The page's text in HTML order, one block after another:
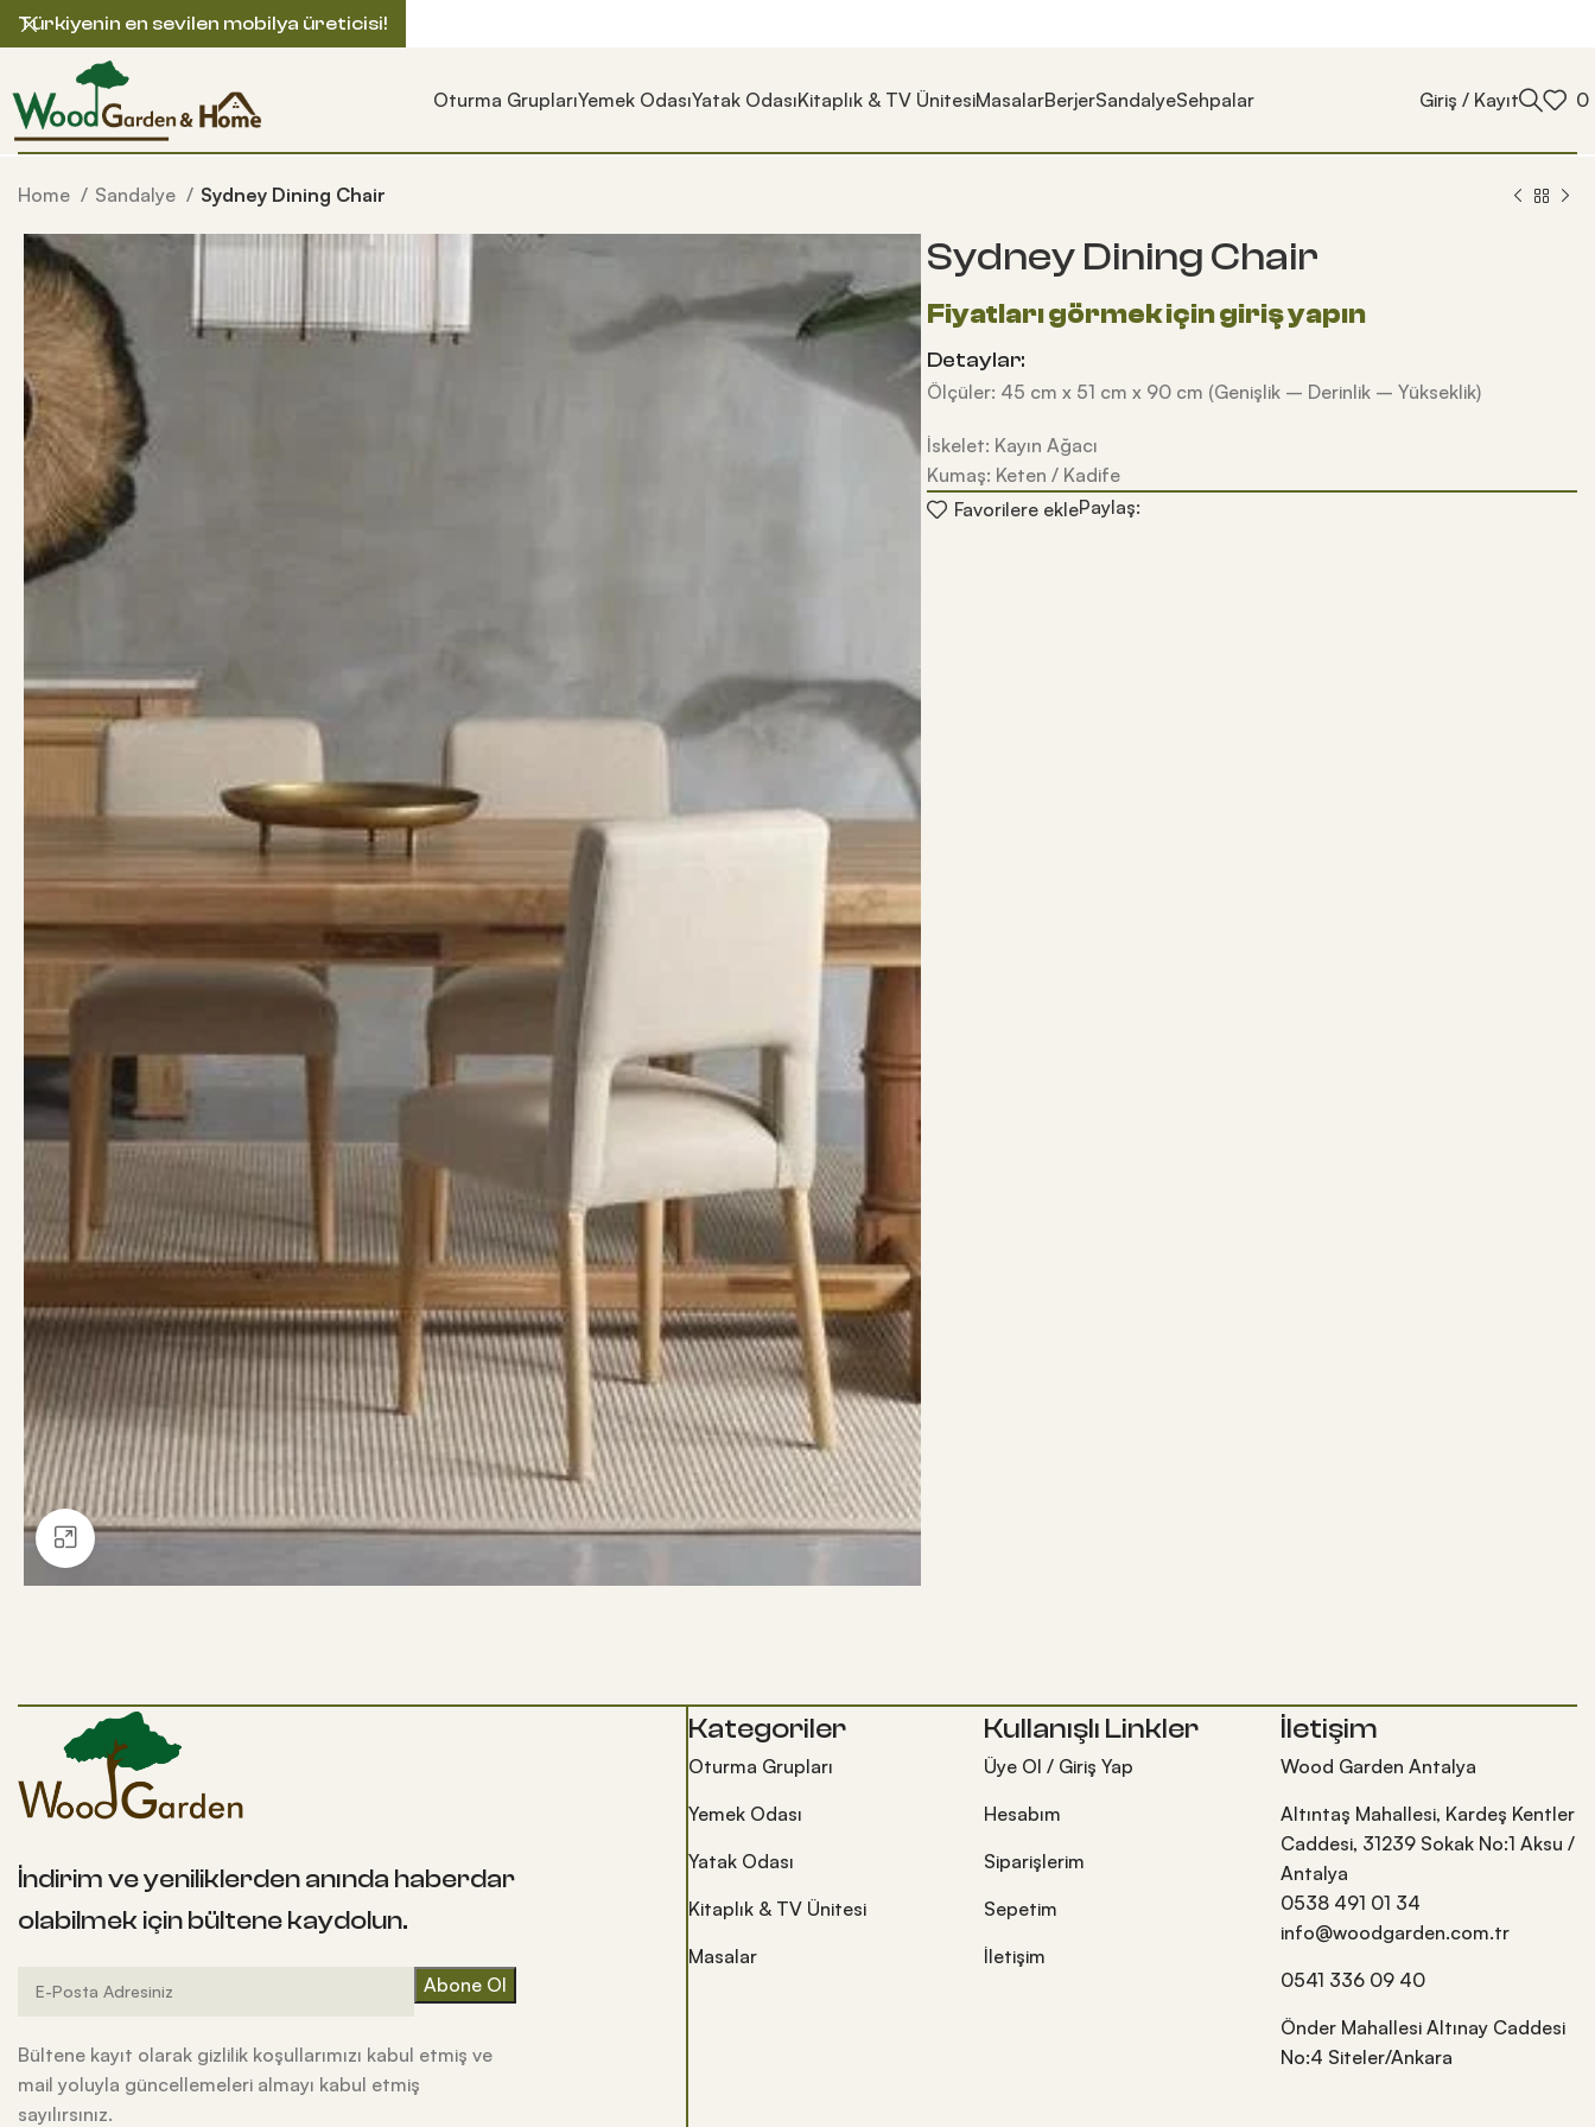
Oturma GruplarıYemek OdasıYatak OdasıKitaplık & TV ÜnitesiMasalarBerjerSandalyeSehpalar Giriş / Kayıt 0
Home Sandalye Sydney Dining Chair
Büyütmek için tıklayın
Sydney Dining Chair
Detaylar:
Ölçüler: 45 cm x 51 cm x 90 cm (Genişlik – Derinlik – Yükseklik)
İskelet: Kayın Ağacı
Kumaş: Keten / Kadife
Favorilere eklePaylaş:
İndirim ve yeniliklerden anında haberdar
olabilmek için bültene kaydolun.
Bültene kayıt olarak gizlilik koşullarımızı kabul etmiş ve
mail yoluyla güncellemeleri almayı kabul etmiş
sayılırsınız.
Kategoriler
Oturma Grupları
Yemek Odası
Yatak Odası
Kitaplık & TV Ünitesi
Masalar
Kullanışlı Linkler
Üye Ol / Giriş Yap
Hesabım
Siparişlerim
Sepetim
İletişim
İletişim
Wood Garden Antalya
Altıntaş Mahallesi, Kardeş Kentler
Caddesi, 31239 Sokak No:1 Aksu /
Antalya
0538 491 01 34
info@woodgarden.com.tr
0541 336 09 40
Önder Mahallesi Altınay Caddesi
No:4 Siteler/Ankara
Türkiyenin en sevilen mobilya üreticisi!